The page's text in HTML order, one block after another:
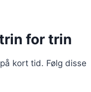
for trin
kort tid. Følg disse